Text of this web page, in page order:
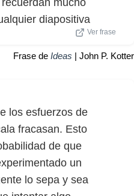
mucho
diapositiva
Ver frase
Frase de Ideas | John P. Kotter
los esfuerzos de
fracasan. Esto
de que
un
lo sepa y sea